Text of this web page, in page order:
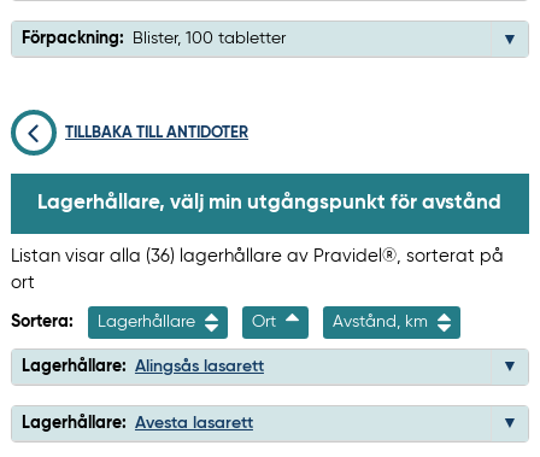
Förpackning: Blister, 100 tabletter
TILLBAKA TILL ANTIDOTER
Lagerhållare, välj min utgångspunkt för avstånd
Listan visar alla (36) lagerhållare av Pravidel®, sorterat på
ort
Sortera: Lagerhållare Ort Avstånd, km
Lagerhållare: Alingsås lasarett
Lagerhållare: Avesta lasarett